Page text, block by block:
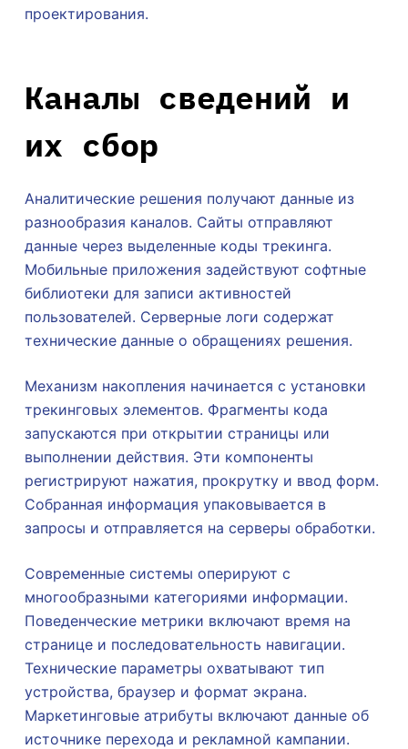
проектирования.
Каналы сведений и
их сбор
Аналитические решения получают данные из
разнообразия каналов. Сайты отправляют
данные через выделенные коды трекинга.
Мобильные приложения задействуют софтные
библиотеки для записи активностей
пользователей. Серверные логи содержат
технические данные о обращениях решения.
Механизм накопления начинается с установки
трекинговых элементов. Фрагменты кода
запускаются при открытии страницы или
выполнении действия. Эти компоненты
регистрируют нажатия, прокрутку и ввод форм.
Собранная информация упаковывается в
запросы и отправляется на серверы обработки.
Современные системы оперируют с
многообразными категориями информации.
Поведенческие метрики включают время на
странице и последовательность навигации.
Технические параметры охватывают тип
устройства, браузер и формат экрана.
Маркетинговые атрибуты включают данные об
источнике перехода и рекламной кампании.